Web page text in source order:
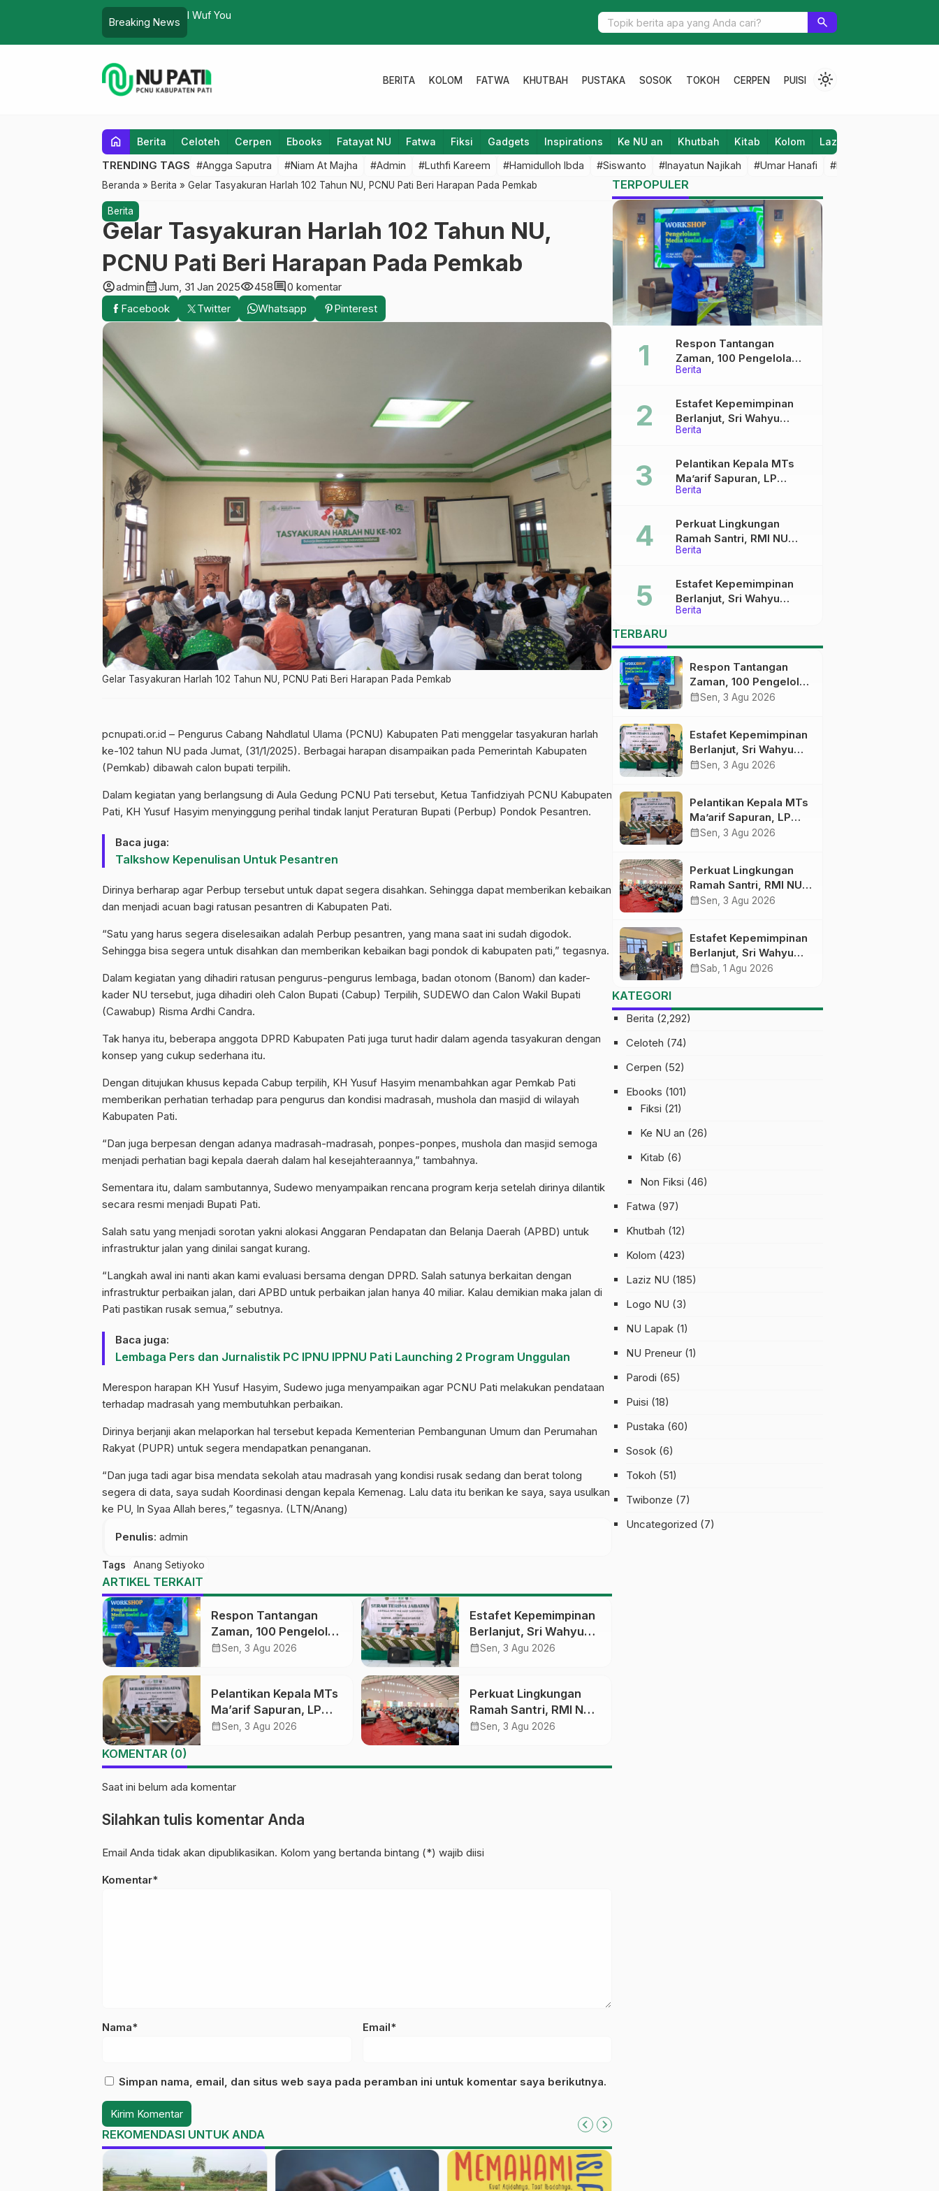
Breaking News
Anak Bukan Boneka Selamat Jalan Perpisahan search
BERITA KOLOM FATWA KHUTBAH PUSTAKA SOSOK TOKOH CERPEN PUISI light_mode
home Berita Celoteh Cerpen Ebooks Fatayat NU Fatwa Fiksi Gadgets Inspirations Ke NU an Khutbah Kitab Kolom Laziz NU
TRENDING TAGS #Angga Saputra #Niam At Majha #Admin #Luthfi Kareem #Hamidulloh Ibda #Siswanto #Inayatun Najikah #Umar Hanafi #M Iqbal Dawami
Beranda » Berita » Gelar Tasyakuran Harlah 102 Tahun NU, PCNU Pati Beri Harapan Pada Pemkab
Berita
Gelar Tasyakuran Harlah 102 Tahun NU,
PCNU Pati Beri Harapan Pada Pemkab
account_circleadmincalendar_monthJum, 31 Jan 2025visibility458comment0 komentar
Facebook
Twitter Whatsapp Pinterest
Gelar Tasyakuran Harlah 102 Tahun NU, PCNU Pati Beri Harapan Pada Pemkab
pcnupati.or.id – Pengurus Cabang Nahdlatul Ulama (PCNU) Kabupaten Pati menggelar tasyakuran harlah
ke-102 tahun NU pada Jumat, (31/1/2025). Berbagai harapan disampaikan pada Pemerintah Kabupaten
(Pemkab) dibawah calon bupati terpilih.
Dalam kegiatan yang berlangsung di Aula Gedung PCNU Pati tersebut, Ketua Tanfidziyah PCNU Kabupaten
Pati, KH Yusuf Hasyim menyinggung perihal tindak lanjut Peraturan Bupati (Perbup) Pondok Pesantren.
Baca juga:
Talkshow Kepenulisan Untuk Pesantren
Dirinya berharap agar Perbup tersebut untuk dapat segera disahkan. Sehingga dapat memberikan kebaikan
dan menjadi acuan bagi ratusan pesantren di Kabupaten Pati.
“Satu yang harus segera diselesaikan adalah Perbup pesantren, yang mana saat ini sudah digodok.
Sehingga bisa segera untuk disahkan dan memberikan kebaikan bagi pondok di kabupaten pati,” tegasnya.
Dalam kegiatan yang dihadiri ratusan pengurus-pengurus lembaga, badan otonom (Banom) dan kader-
kader NU tersebut, juga dihadiri oleh Calon Bupati (Cabup) Terpilih, SUDEWO dan Calon Wakil Bupati
(Cawabup) Risma Ardhi Candra.
Tak hanya itu, beberapa anggota DPRD Kabupaten Pati juga turut hadir dalam agenda tasyakuran dengan
konsep yang cukup sederhana itu.
Dengan ditujukan khusus kepada Cabup terpilih, KH Yusuf Hasyim menambahkan agar Pemkab Pati
memberikan perhatian terhadap para pengurus dan kondisi madrasah, mushola dan masjid di wilayah
Kabupaten Pati.
“Dan juga berpesan dengan adanya madrasah-madrasah, ponpes-ponpes, mushola dan masjid semoga
menjadi perhatian bagi kepala daerah dalam hal kesejahteraannya,” tambahnya.
Sementara itu, dalam sambutannya, Sudewo menyampaikan rencana program kerja setelah dirinya dilantik
secara resmi menjadi Bupati Pati.
Salah satu yang menjadi sorotan yakni alokasi Anggaran Pendapatan dan Belanja Daerah (APBD) untuk
infrastruktur jalan yang dinilai sangat kurang.
“Langkah awal ini nanti akan kami evaluasi bersama dengan DPRD. Salah satunya berkaitan dengan
infrastruktur perbaikan jalan, dari APBD untuk perbaikan jalan hanya 40 miliar. Kalau demikian maka jalan di
Pati pastikan rusak semua,” sebutnya.
Baca juga:
Lembaga Pers dan Jurnalistik PC IPNU IPPNU Pati Launching 2 Program Unggulan
Merespon harapan KH Yusuf Hasyim, Sudewo juga menyampaikan agar PCNU Pati melakukan pendataan
terhadap madrasah yang membutuhkan perbaikan.
Dirinya berjanji akan melaporkan hal tersebut kepada Kementerian Pembangunan Umum dan Perumahan
Rakyat (PUPR) untuk segera mendapatkan penanganan.
“Dan juga tadi agar bisa mendata sekolah atau madrasah yang kondisi rusak sedang dan berat tolong
segera di data, saya sudah Koordinasi dengan kepala Kemenag. Lalu data itu berikan ke saya, saya usulkan
ke PU, In Syaa Allah beres,” tegasnya. (LTN/Anang)
Penulis: admin
Tags Anang Setiyoko
ARTIKEL TERKAIT
Respon Tantangan
Zaman, 100 Pengelola
Medsos Sekolah
Digital
calendar_monthSen, 3 Agu 2026
Estafet Kepemimpinan
Berlanjut, Sri Wahyu
Susilowati Resmi
calendar_monthSen, 3 Agu 2026
Pelantikan Kepala MTs
Ma’arif Sapuran, LP
Ma’arif NU Wonosobo
calendar_monthSen, 3 Agu 2026
Perkuat Lingkungan
Ramah Santri, RMI NU
Gelar ‘Sambang
calendar_monthSen, 3 Agu 2026
KOMENTAR (0)
Saat ini belum ada komentar
Silahkan tulis komentar Anda
Email Anda tidak akan dipublikasikan. Kolom yang bertanda bintang (*) wajib diisi
Komentar*
Nama* Email*
Simpan nama, email, dan situs web saya pada peramban ini untuk komentar saya berikutnya.
REKOMENDASI UNTUK ANDA
TERPOPULER
Berita
Respon Tantangan
Zaman, 100 Pengelola
Medsos Sekolah Ma’arif
Pelatihan Literasi Digital
Berita
Estafet Kepemimpinan
Berlanjut, Sri Wahyu
Susilowati Resmi Pimpin
Berita
Pelantikan Kepala MTs
Ma’arif Sapuran, LP
Ma’arif NU Wonosobo
Kepemimpinan Nahdliyah
Berita
Perkuat Lingkungan
Ramah Santri, RMI NU
Gelar ‘Sambang
Berita
Estafet Kepemimpinan
Berlanjut, Sri Wahyu
Susilowati Resmi Pimpin
TERBARU
Respon Tantangan
Zaman, 100 Pengelola
Medsos Sekolah
Digital
calendar_monthSen, 3 Agu 2026
Estafet Kepemimpinan
Berlanjut, Sri Wahyu
Susilowati Resmi
calendar_monthSen, 3 Agu 2026
Pelantikan Kepala MTs
Ma’arif Sapuran, LP
Ma’arif NU Wonosobo
Kepemimpinan
Nahdliyah
calendar_monthSen, 3 Agu 2026
Perkuat Lingkungan
Ramah Santri, RMI NU
Gelar ‘Sambang
calendar_monthSen, 3 Agu 2026
Estafet Kepemimpinan
Berlanjut, Sri Wahyu
Susilowati Resmi
calendar_monthSab, 1 Agu 2026
KATEGORI
Berita (2,292)
Celoteh (74)
Cerpen (52)
Ebooks (101)
Fiksi (21)
Ke NU an (26)
Kitab (6)
Non Fiksi (46)
Fatwa (97)
Khutbah (12)
Kolom (423)
Laziz NU (185)
Logo NU (3)
NU Lapak (1)
NU Preneur (1)
Parodi (65)
Puisi (18)
Pustaka (60)
Sosok (6)
Tokoh (51)
Twibonze (7)
Uncategorized (7)